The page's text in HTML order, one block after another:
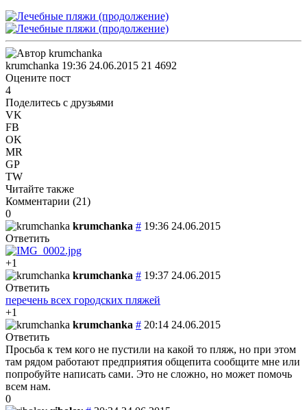
krumchanka 19:36 24.06.2015 21 4692
Оцените пост
4
Поделитесь с друзьями
VK
FB
OK
MR
GP
TW
Читайте также
Комментарии (21)
0
krumchanka # 19:36 24.06.2015
Ответить
+1
krumchanka # 19:37 24.06.2015
Ответить
перечень всех городских пляжей
+1
krumchanka # 20:14 24.06.2015
Ответить
Просьба к тем кого не пустили на какой то пляж, но при этом
там рядом работают предприятия общепита сообщите мне или
попробуйте написать сами. Это не сложно, но может помочь
всем нам.
0